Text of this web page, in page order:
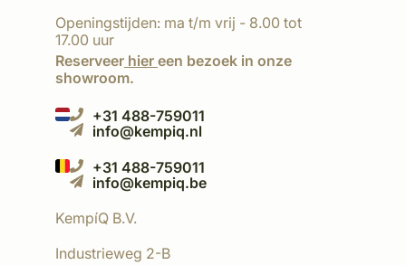
Openingstijden: ma t/m vrij - 8.00 tot
17.00 uur
Reserveer hier een bezoek in onze
showroom.
+31 488-759011
info@kempiq.nl
+31 488-759011
info@kempiq.be
KempíQ B.V.
Industrieweg 2-B